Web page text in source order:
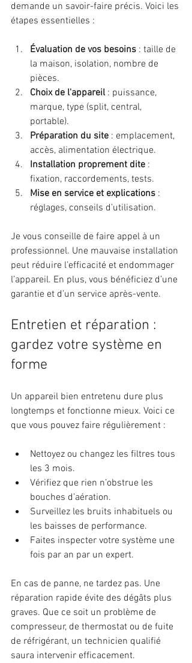
demande un savoir-faire précis. Voici les
étapes essentielles :
Évaluation de vos besoins : taille de
la maison, isolation, nombre de
pièces.
Choix de l'appareil : puissance,
marque, type (split, central,
portable).
Préparation du site : emplacement,
accès, alimentation électrique.
Installation proprement dite :
fixation, raccordements, tests.
Mise en service et explications :
réglages, conseils d’utilisation.
Je vous conseille de faire appel à un
professionnel. Une mauvaise installation
peut réduire l’efficacité et endommager
l’appareil. En plus, vous bénéficiez d’une
garantie et d’un service après-vente.
Entretien et réparation :
gardez votre système en
forme
Un appareil bien entretenu dure plus
longtemps et fonctionne mieux. Voici ce
que vous pouvez faire régulièrement :
Nettoyez ou changez les filtres tous
les 3 mois.
Vérifiez que rien n’obstrue les
bouches d’aération.
Surveillez les bruits inhabituels ou
les baisses de performance.
Faites inspecter votre système une
fois par an par un expert.
En cas de panne, ne tardez pas. Une
réparation rapide évite des dégâts plus
graves. Que ce soit un problème de
compresseur, de thermostat ou de fuite
de réfrigérant, un technicien qualifié
saura intervenir efficacement.